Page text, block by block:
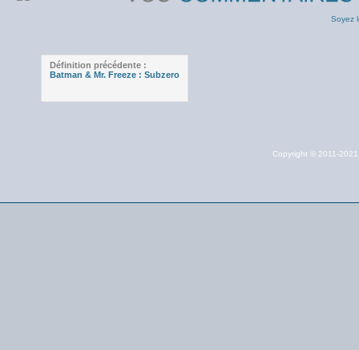
Soyez
Définition précédente :
Batman & Mr. Freeze : Subzero
Copyright © 2011-